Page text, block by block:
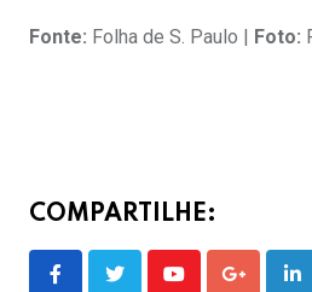
Fonte: Folha de S. Paulo | Foto:
COMPARTILHE: